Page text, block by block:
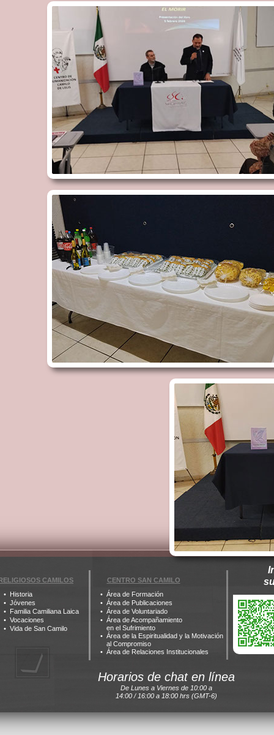
CAMILOS
Historia
Jóvenes
Familia Camiliana Laica
Vocaciones
Vida de San Camilo
CENTRO SAN CAMILO
Área de Formación
Área de Publicaciones
Área de Voluntariado
Área de Acompañamiento
en el Sufrimiento
Área de la Espiritualidad y la Motivación
al Compromiso
Área de Relaciones Institucionales
Horarios de chat en línea
De Lunes a Viernes de 10:00 a
14:00 / 16:00 a 18:00 hrs (GMT-6)